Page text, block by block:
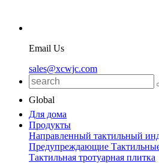
Email Us
sales@xcwjc.com
Global
Для дома
Продукты
Направленный тактильный
Предупреждающие
Тактильная тротуарная плитка